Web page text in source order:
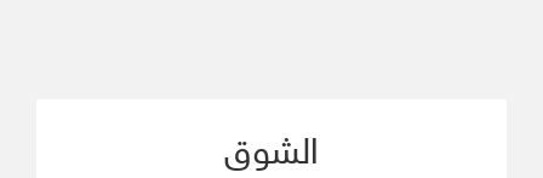
الشوق